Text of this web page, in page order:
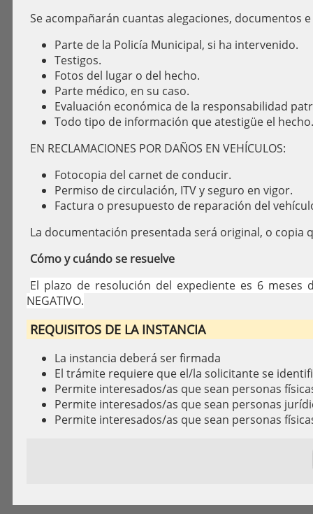
Se acompañarán cuantas alegaciones, documentos
Parte de la Policía Municipal, si ha intervenido.
Testigos.
Fotos del lugar o del hecho.
Parte médico, en su caso.
Evaluación económica de la responsabilidad
Todo tipo de información que atestigüe el hecho.
EN RECLAMACIONES POR DAÑOS EN VEHÍCULOS:
Fotocopia del carnet de conducir.
Permiso de circulación, ITV y seguro en vigor.
Factura o presupuesto de reparación del
La documentación presentada será original, o
Cómo y cuándo se resuelve
El plazo de resolución del expediente es 6
NEGATIVO.
REQUISITOS DE LA INSTANCIA
La instancia deberá ser firmada
El trámite requiere que el/la solicitante se
Permite interesados/as que sean personas
Permite interesados/as que sean personas
Permite interesados/as que sean personas